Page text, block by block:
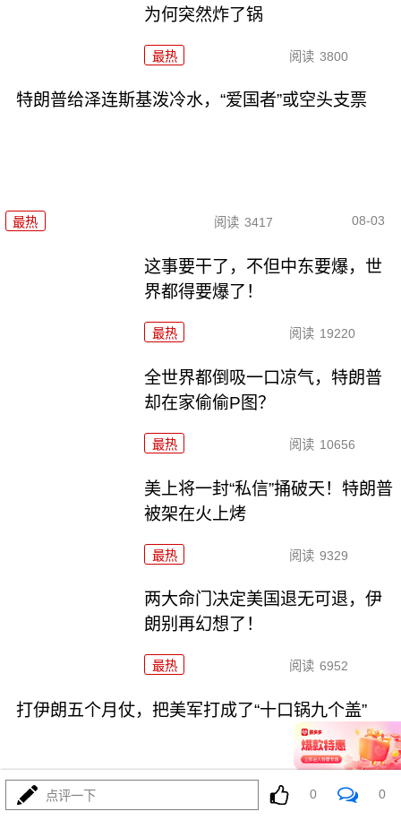
为何突然炸了锅
最热 阅读 3800
特朗普给泽连斯基泼冷水，“爱国者”或空头支票
最热 阅读 3417 08-03
这事要干了，不但中东要爆，世
界都得要爆了！
最热 阅读 19220
全世界都倒吸一口凉气，特朗普
却在家偷偷P图？
最热 阅读 10656
美上将一封“私信”捅破天！特朗普
被架在火上烤
最热 阅读 9329
两大命门决定美国退无可退，伊
朗别再幻想了！
最热 阅读 6952
打伊朗五个月仗，把美军打成了“十口锅九个盖”
点评一下 0 0